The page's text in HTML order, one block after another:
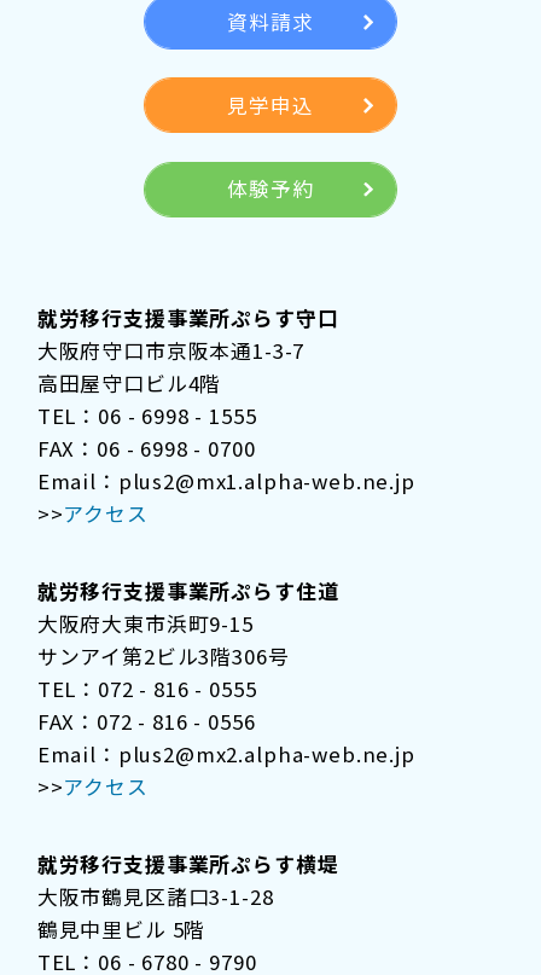
資料請求
見学申込
体験予約
就労移行支援事業所ぷらす守口
大阪府守口市京阪本通1-3-7
高田屋守口ビル4階
TEL：06 - 6998 - 1555
FAX：06 - 6998 - 0700
Email：plus2@mx1.alpha-web.ne.jp
>>アクセス
就労移行支援事業所ぷらす住道
大阪府大東市浜町9-15
サンアイ第2ビル3階306号
TEL：072 - 816 - 0555
FAX：072 - 816 - 0556
Email：plus2@mx2.alpha-web.ne.jp
>>アクセス
就労移行支援事業所ぷらす横堤
大阪市鶴見区諸口3-1-28
鶴見中里ビル 5階
TEL：06 - 6780 - 9790